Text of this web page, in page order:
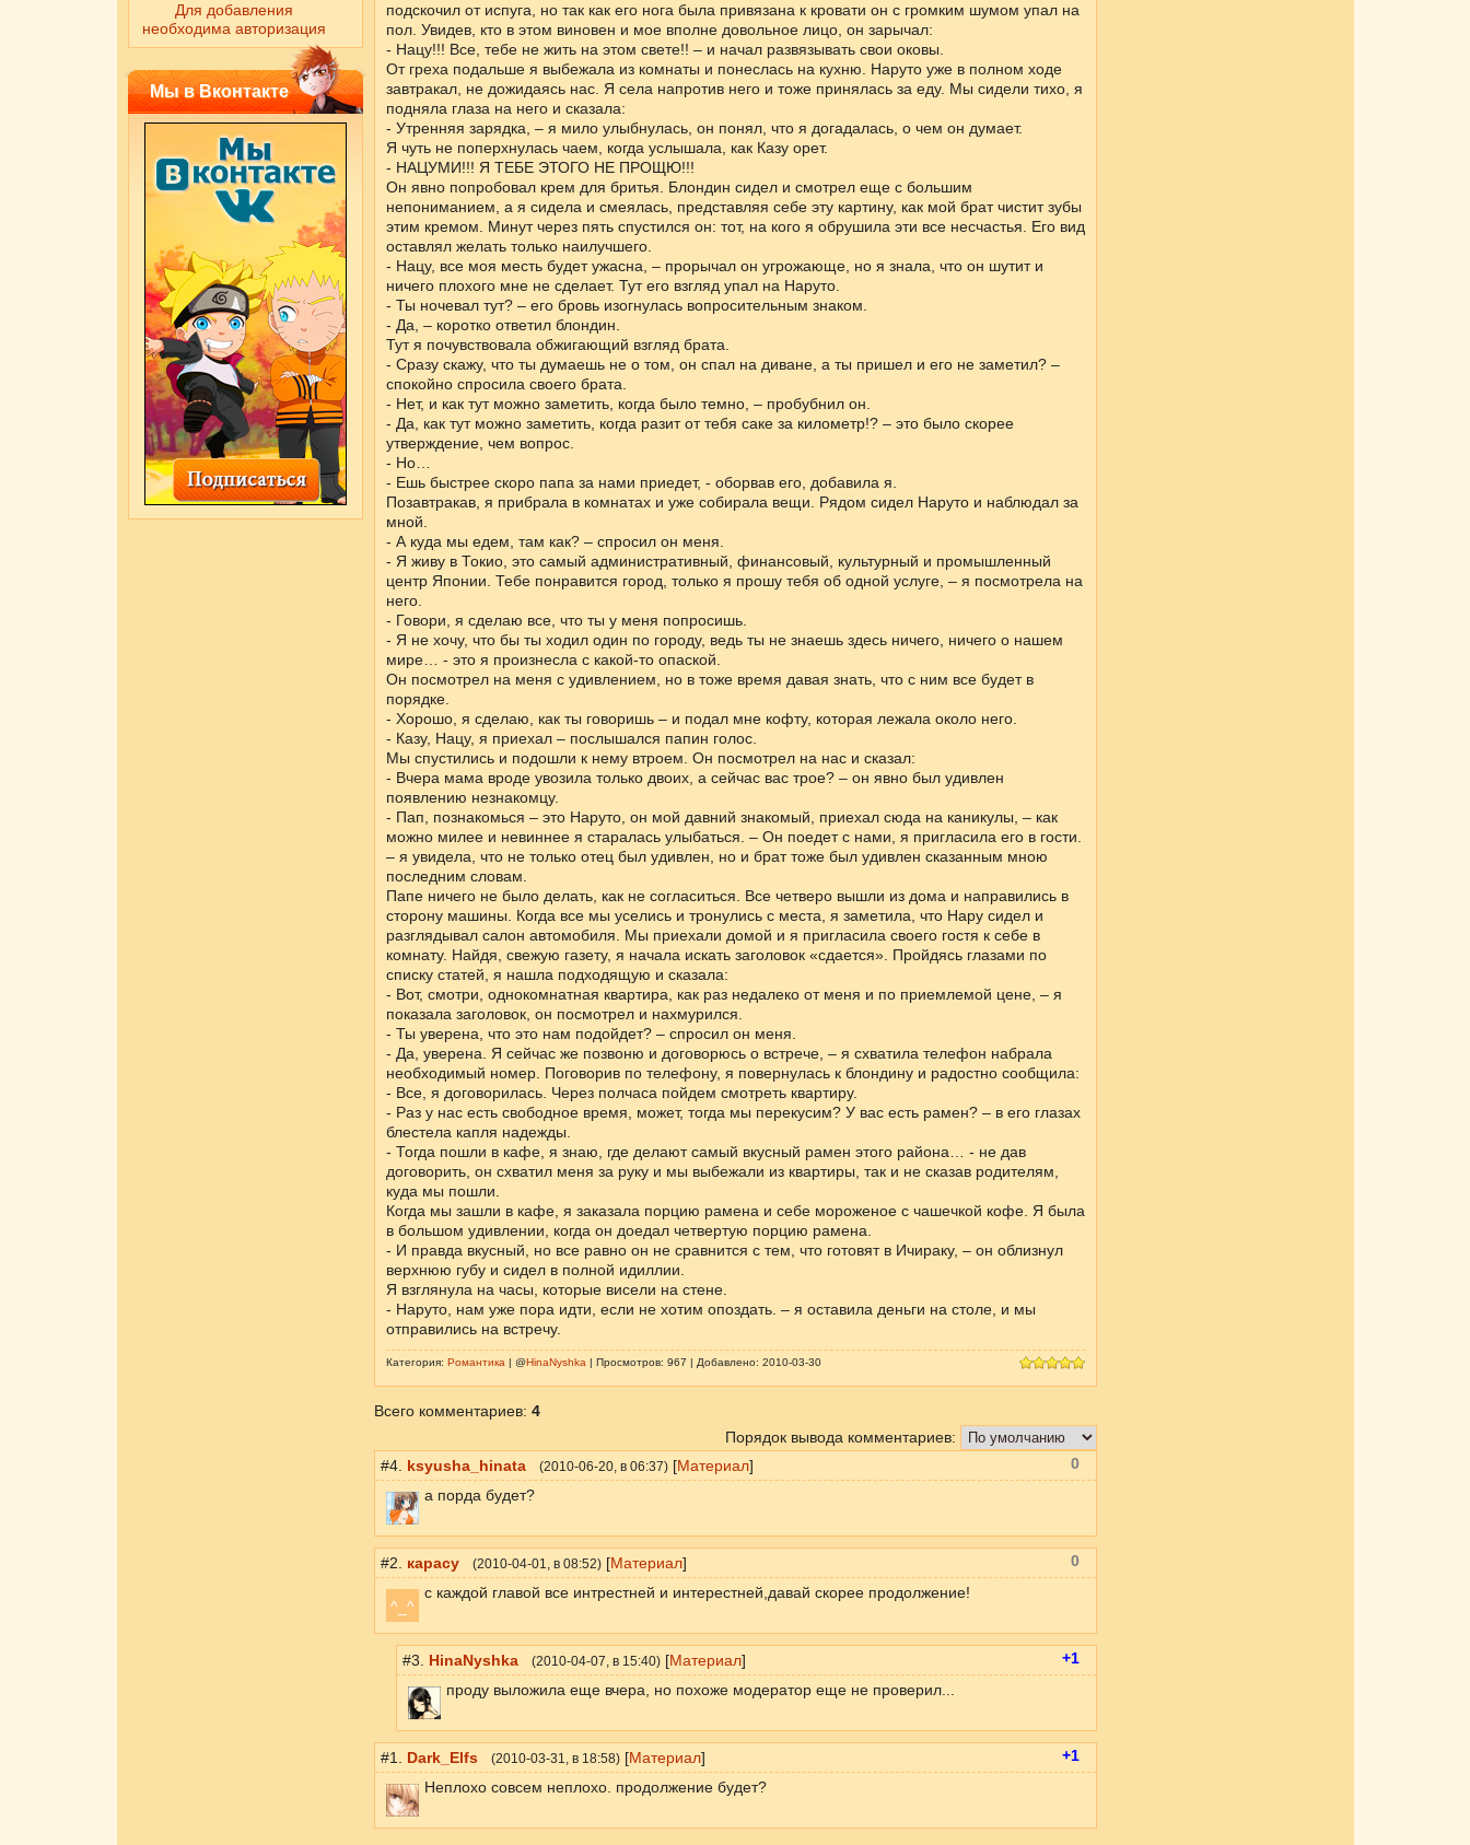
Для добавления
необходима авторизация
Мы в Вконтакте
подскочил от испуга, но так как его нога была привязана к кровати он с громким шумом упал на
пол. Увидев, кто в этом виновен и мое вполне довольное лицо, он зарычал:
- Нацу!!! Все, тебе не жить на этом свете!! – и начал развязывать свои оковы.
От греха подальше я выбежала из комнаты и понеслась на кухню. Наруто уже в полном ходе
завтракал, не дожидаясь нас. Я села напротив него и тоже принялась за еду. Мы сидели тихо, я
подняла глаза на него и сказала:
- Утренняя зарядка, – я мило улыбнулась, он понял, что я догадалась, о чем он думает.
Я чуть не поперхнулась чаем, когда услышала, как Казу орет.
- НАЦУМИ!!! Я ТЕБЕ ЭТОГО НЕ ПРОЩЮ!!!
Он явно попробовал крем для бритья. Блондин сидел и смотрел еще с большим
непониманием, а я сидела и смеялась, представляя себе эту картину, как мой брат чистит зубы
этим кремом. Минут через пять спустился он: тот, на кого я обрушила эти все несчастья. Его вид
оставлял желать только наилучшего.
- Нацу, все моя месть будет ужасна, – прорычал он угрожающе, но я знала, что он шутит и
ничего плохого мне не сделает. Тут его взгляд упал на Наруто.
- Ты ночевал тут? – его бровь изогнулась вопросительным знаком.
- Да, – коротко ответил блондин.
Тут я почувствовала обжигающий взгляд брата.
- Сразу скажу, что ты думаешь не о том, он спал на диване, а ты пришел и его не заметил? –
спокойно спросила своего брата.
- Нет, и как тут можно заметить, когда было темно, – пробубнил он.
- Да, как тут можно заметить, когда разит от тебя саке за километр!? – это было скорее
утверждение, чем вопрос.
- Но…
- Ешь быстрее скоро папа за нами приедет, - оборвав его, добавила я.
Позавтракав, я прибрала в комнатах и уже собирала вещи. Рядом сидел Наруто и наблюдал за
мной.
- А куда мы едем, там как? – спросил он меня.
- Я живу в Токио, это самый административный, финансовый, культурный и промышленный
центр Японии. Тебе понравится город, только я прошу тебя об одной услуге, – я посмотрела на
него.
- Говори, я сделаю все, что ты у меня попросишь.
- Я не хочу, что бы ты ходил один по городу, ведь ты не знаешь здесь ничего, ничего о нашем
мире… - это я произнесла с какой-то опаской.
Он посмотрел на меня с удивлением, но в тоже время давая знать, что с ним все будет в
порядке.
- Хорошо, я сделаю, как ты говоришь – и подал мне кофту, которая лежала около него.
- Казу, Нацу, я приехал – послышался папин голос.
Мы спустились и подошли к нему втроем. Он посмотрел на нас и сказал:
- Вчера мама вроде увозила только двоих, а сейчас вас трое? – он явно был удивлен
появлению незнакомцу.
- Пап, познакомься – это Наруто, он мой давний знакомый, приехал сюда на каникулы, – как
можно милее и невиннее я старалась улыбаться. – Он поедет с нами, я пригласила его в гости.
– я увидела, что не только отец был удивлен, но и брат тоже был удивлен сказанным мною
последним словам.
Папе ничего не было делать, как не согласиться. Все четверо вышли из дома и направились в
сторону машины. Когда все мы уселись и тронулись с места, я заметила, что Нару сидел и
разглядывал салон автомобиля. Мы приехали домой и я пригласила своего гостя к себе в
комнату. Найдя, свежую газету, я начала искать заголовок «сдается». Пройдясь глазами по
списку статей, я нашла подходящую и сказала:
- Вот, смотри, однокомнатная квартира, как раз недалеко от меня и по приемлемой цене, – я
показала заголовок, он посмотрел и нахмурился.
- Ты уверена, что это нам подойдет? – спросил он меня.
- Да, уверена. Я сейчас же позвоню и договорюсь о встрече, – я схватила телефон набрала
необходимый номер. Поговорив по телефону, я повернулась к блондину и радостно сообщила:
- Все, я договорилась. Через полчаса пойдем смотреть квартиру.
- Раз у нас есть свободное время, может, тогда мы перекусим? У вас есть рамен? – в его глазах
блестела капля надежды.
- Тогда пошли в кафе, я знаю, где делают самый вкусный рамен этого района… - не дав
договорить, он схватил меня за руку и мы выбежали из квартиры, так и не сказав родителям,
куда мы пошли.
Когда мы зашли в кафе, я заказала порцию рамена и себе мороженое с чашечкой кофе. Я была
в большом удивлении, когда он доедал четвертую порцию рамена.
- И правда вкусный, но все равно он не сравнится с тем, что готовят в Ичираку, – он облизнул
верхнюю губу и сидел в полной идиллии.
Я взглянула на часы, которые висели на стене.
- Наруто, нам уже пора идти, если не хотим опоздать. – я оставила деньги на столе, и мы
отправились на встречу.
Категория: Романтика | @HinaNyshka | Просмотров: 967 | Добавлено: 2010-03-30
Всего комментариев: 4
Порядок вывода комментариев:
#4. ksyusha_hinata (2010-06-20, в 06:37)[Материал]
а порда будет?
0
#2. карасу (2010-04-01 , в 08:52)[Материал]
^_^
с каждой главой все интрестней и интерестней,давай скорее продолжение!
0
#3. HinaNyshka (2010-04-07 , в 15:40)[Материал]
проду выложила еще вчера, но похоже модератор еще не проверил...
+1
#1. Dark_Elfs (2010-03-31 , в 18:58)[Материал]
Неплохо совсем неплохо. продолжение будет?
+1